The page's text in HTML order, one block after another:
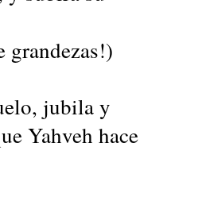
grandezas!)
jubila y
Yahveh hace